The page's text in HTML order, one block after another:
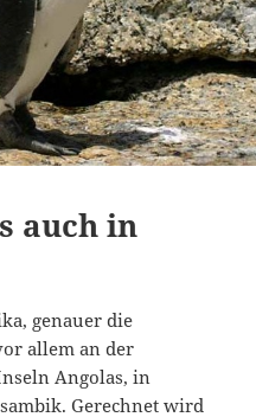
auch in
genauer die
allem an der
Angolas, in
Gerechnet wird